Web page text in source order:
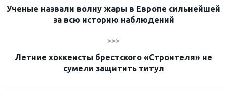
Ученые назвали волну жары в Европе сильнейшей
за всю историю наблюдений
>>>
Летние хоккеисты брестского «Строителя» не
сумели защитить титул